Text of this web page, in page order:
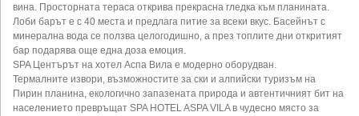
вина. Просторната тераса открива прекрасна гледка към планината.
Лоби барът е с 40 места и предлага питие за всеки вкус. Басейнът с
минерална вода се ползва целогодишно, а през топлите дни откритият
бар подарява още една доза емоция.
SPA Центърът на хотел Аспа Вила е модерно оборудван.
Термалните извори, възможностите за ски и алпийски туризъм на
Пирин планина, екологично запазената природа и автентичният бит на
населението превръщат SPA HOTEL ASPA VILA в чудесно място за